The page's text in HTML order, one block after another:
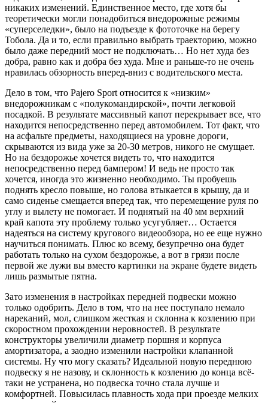
никаких изменений. Единственное место, где хотя бы
теоретически могли понадобиться внедорожные режимы
«суперселедки», было на подъезде к фототочке на берегу
Тобола. Да и то, если правильно выбрать траекторию, можно
было даже передний мост не подключать… Но нет худа без
добра, равно как и добра без худа. Мне и раньше-то не очень
нравилась обзорность вперед-вниз с водительского места.
Дело в том, что Pajero Sport относится к «низким»
внедорожникам с «полукомандирской», почти легковой
посадкой. В результате массивный капот перекрывает все, что
находится непосредственно перед автомобилем. Тот факт, что
на асфальте предметы, находящиеся на уровне дороги,
скрываются из вида уже за 20-30 метров, никого не смущает.
Но на бездорожье хочется видеть то, что находится
непосредственно перед бампером! И ведь не просто так
хочется, иногда это жизненно необходимо. Ты пробуешь
поднять кресло повыше, но голова втыкается в крышу, да и
само сиденье смещается вперед так, что перемещение руля по
углу и вылету не помогает. И поднятый на 40 мм верхний
край капота эту проблему только усугубляет… Остается
надеяться на систему кругового видеообзора, но ее еще нужно
научиться понимать. Плюс ко всему, безупречно она будет
работать только на сухом бездорожье, а вот в грязи после
первой же лужи вы вместо картинки на экране будете видеть
лишь размытые пятна.
Зато изменения в настройках передней подвески можно
только одобрить. Дело в том, что на нее поступало немало
нареканий, мол, слишком жесткая и склонна к козлению при
скоростном прохождении неровностей. В результате
конструкторы увеличили диаметр поршня и корпуса
амортизатора, а заодно изменили настройки клапанной
системы. Ну что могу сказать? Идеальной новую переднюю
подвеску я не назову, и склонность к козлению до конца всё-
таки не устранена, но подвеска точно стала лучше и
комфортней. Повысилась плавность хода при проезде мелких